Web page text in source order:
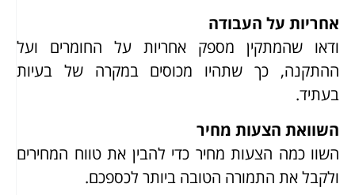
אחריות על העבודה
ודאו שהמתקין מספק אחריות על החומרים ועל
ההתקנה, כך שתהיו מכוסים במקרה של בעיות
בעתיד.
השוואת הצעות מחיר
השוו כמה הצעות מחיר כדי להבין את טווח המחירים
ולקבל את התמורה הטובה ביותר לכספכם.